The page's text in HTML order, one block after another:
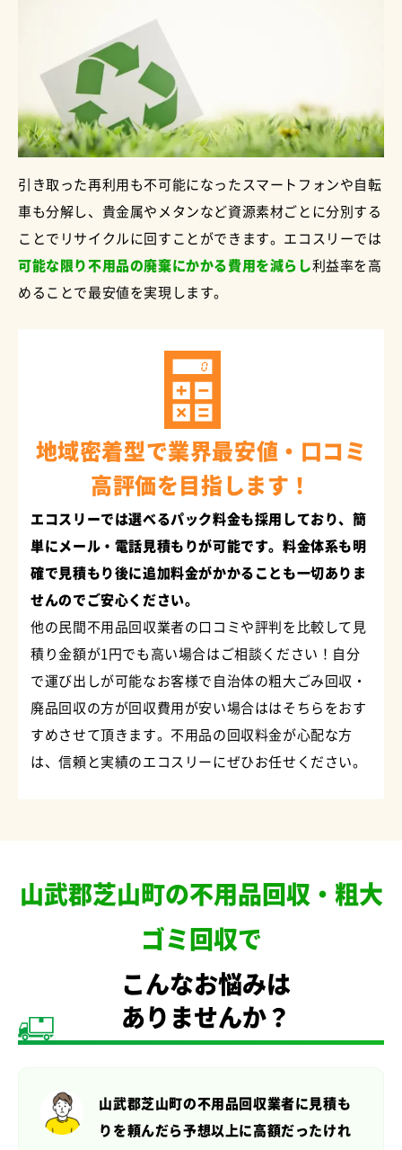
引き取った再利用も不可能になったスマートフォンや自転
車も分解し、貴金属やメタンなど資源素材ごとに分別する
ことでリサイクルに回すことができます。エコスリーでは
可能な限り不用品の廃棄にかかる費用を減らし利益率を高
めることで最安値を実現します。
地域密着型で業界最安値・口コミ
高評価を目指します！
エコスリーでは選べるパック料金も採用しており、簡
単にメール・電話見積もりが可能です。料金体系も明
確で見積もり後に追加料金がかかることも一切ありま
せんのでご安心ください。
他の民間不用品回収業者の口コミや評判を比較して見
積り金額が1円でも高い場合はご相談ください！自分
で運び出しが可能なお客様で自治体の粗大ごみ回収・
廃品回収の方が回収費用が安い場合ははそちらをおす
すめさせて頂きます。不用品の回収料金が心配な方
は、信頼と実績のエコスリーにぜひお任せください。
山武郡芝山町の不用品回収・粗大
ゴミ回収で
こんなお悩みは
ありませんか？
山武郡芝山町の不用品回収業者に見積も
りを頼んだら予想以上に高額だったけれ